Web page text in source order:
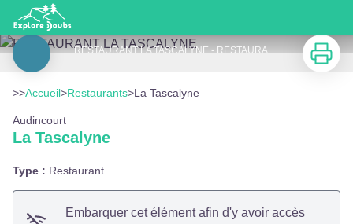
La Tascalyne
RESTAURANT LA TASCALYNE - RESTAURANT LA TASCALYNE
Voir l'image en plein écran
Imprimer
>>Accueil>Restaurants>La Tascalyne
Audincourt
La Tascalyne
Type : Restaurant
Embarquer cet élément afin d'y avoir accès